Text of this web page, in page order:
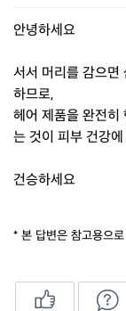
안녕하세요
서서 머리를 감으면
하므로,
헤어 제품을 완전히
는 것이 피부 건강
건승하세요
* 본 답변은 참고용으